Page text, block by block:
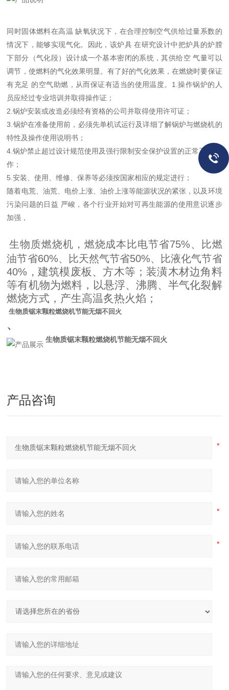
同时固体燃料在高温 缺氧状况下，在合理控制空气供给过量系数的
情况下，能够实现气化。因此，该炉具 在研究设计中把炉具的炉膛
下部分（气化段）设计成一个基本密闭的系统，其供给空 气量可以
调节，使燃料的气化效果明显。有了好的气化效果，在燃烧时要保证
有充足 的空气助燃，从而保证有适当的使用温度。 1. 操作锅炉的人
员应经过专业培训并取得操作证；
2.锅炉安装或改造必须经有资格的公司并取得使用许可证；
3. 锅炉在准备使用前，必须先单机试运行及详细了解锅炉与燃烧机的
特性及操作使用说明书；
4.锅炉禁止超过设计规范使用及强行限制安全保护设置的正常工
作；
5.安装、使用、维修、保养等必须按国家相应的规定进行；
随着电荒、油荒、电价上涨、油价上涨等能源状况的紧张，以及环境
污染问题的日益 严峻，各个行业开始对可再生能源的使用意识逐步
加强，
生物质燃烧机，燃烧成本比电节省75%、比燃
油节省60%、比天然气节省50%、比液化气节省
40% ， 建筑模废板、方木等；装潢木材边角料
等有机物为燃料，以悬浮、沸腾、半气化裂解
燃烧方式，产生高温炙热火焰；
生物质锯末颗粒燃烧机节能无烟不回火
、
生物质锯末颗粒燃烧机节能无烟不回火
产品咨询